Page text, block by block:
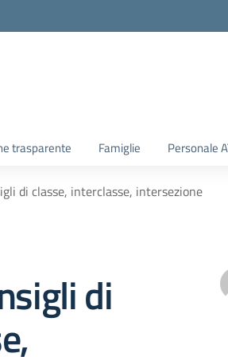
trasparente Famiglie Personale
di classe, interclasse, intersezione
di